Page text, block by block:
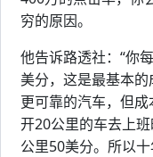
穷的原因。
他告诉路透社：“你
美分，这是最基本
更可靠的汽车，但
开20公里的车去上
公里50美分。所以